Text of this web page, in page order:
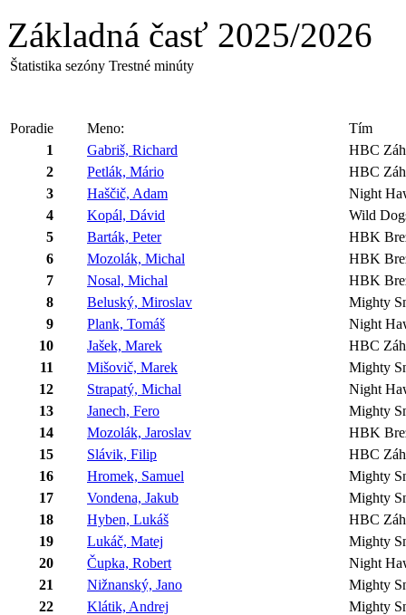
Základná časť 2025/2026
Štatistika sezóny Trestné minúty
Poradie Meno:
Tím
1
Gabriš, Richard
HBC
2
Petlák, Mário
HBC
3
Haščič, Adam
Night
4
Kopál, Dávid
Wild
5
Barták, Peter
HBK
6
Mozolák, Michal
HBK
7
Nosal, Michal
HBK
8
Beluský, Miroslav
Mighty
9
Plank, Tomáš
Night
10
Jašek, Marek
HBC
11
Mišovič, Marek
Mighty
12
Strapatý, Michal
Night
13
Janech, Fero
Mighty
14
Mozolák, Jaroslav
HBK
15
Slávik, Filip
HBC
16
Hromek, Samuel
Mighty
17
Vondena, Jakub
Mighty
18
Hyben, Lukáš
HBC
19
Lukáč, Matej
Mighty
20
Čupka, Robert
Night
21
Nižnanský, Jano
Mighty
22
Klátik, Andrej
Mighty